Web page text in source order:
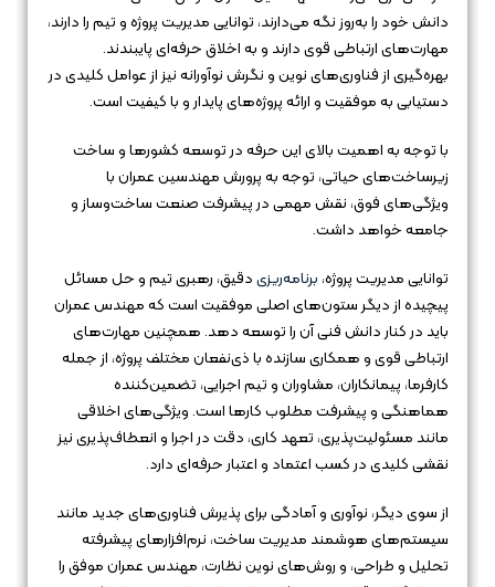
دانش خود را به‌روز نگه می‌دارند، توانایی مدیریت پروژه و تیم را دارند،
مهارت‌های ارتباطی قوی دارند و به اخلاق حرفه‌ای پایبندند.
بهره‌گیری از فناوری‌های نوین و نگرش نوآورانه نیز از عوامل کلیدی در
دستیابی به موفقیت و ارائه پروژه‌های پایدار و با کیفیت است.
با توجه به اهمیت بالای این حرفه در توسعه کشورها و ساخت
زیرساخت‌های حیاتی، توجه به پرورش مهندسین عمران با
ویژگی‌های فوق، نقش مهمی در پیشرفت صنعت ساخت‌وساز و
جامعه خواهد داشت.
توانایی مدیریت پروژه، برنامه‌ریزیدقیق، رهبری تیم و حل مسائل
پیچیده از دیگر ستون‌های اصلی موفقیت است که مهندس عمران
باید در کنار دانش فنی آن را توسعه دهد. همچنین مهارت‌های
ارتباطی قوی و همکاری سازنده با ذی‌نفعان مختلف پروژه، از جمله
کارفرما، پیمانکاران، مشاوران و تیم اجرایی، تضمین‌کننده
هماهنگی و پیشرفت مطلوب کارها است. ویژگی‌های اخلاقی
مانند مسئولیت‌پذیری، تعهد کاری، دقت در اجرا و انعطاف‌پذیری نیز
نقشی کلیدی در کسب اعتماد و اعتبار حرفه‌ای دارد.
از سوی دیگر، نوآوری و آمادگی برای پذیرش فناوری‌های جدید مانند
سیستم‌های هوشمند مدیریت ساخت، نرم‌افزارهای پیشرفته
تحلیل و طراحی، و روش‌های نوین نظارت، مهندس عمران موفق را